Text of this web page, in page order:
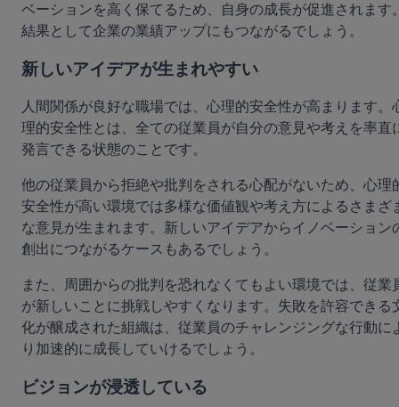
ベーションを高く保てるため、自身の成長が促進されます
結果として企業の業績アップにもつながるでしょう。
新しいアイデアが生まれやすい
人間関係が良好な職場では、心理的安全性が高まります。
理的安全性とは、全ての従業員が自分の意見や考えを率直
発言できる状態のことです。
他の従業員から拒絶や批判をされる心配がないため、心理
安全性が高い環境では多様な価値観や考え方によるさまざ
な意見が生まれます。新しいアイデアからイノベーション
創出につながるケースもあるでしょう。
また、周囲からの批判を恐れなくてもよい環境では、従業
が新しいことに挑戦しやすくなります。失敗を許容できる
化が醸成された組織は、従業員のチャレンジングな行動に
り加速的に成長していけるでしょう。
ビジョンが浸透している